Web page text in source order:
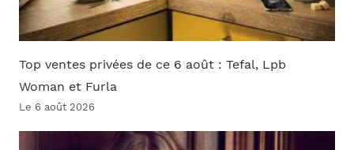
Top ventes privées de ce 6 août : Tefal, Lpb
Woman et Furla
Le 6 août 2026